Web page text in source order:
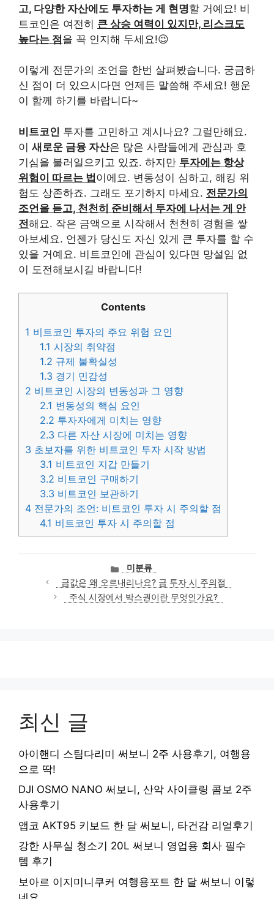
고, 다양한 자산에도 투자하는 게 현명할 거예요! 비
트코인은 여전히 큰 상승 여력이 있지만, 리스크도
높다는 점을 꼭 인지해 두세요!😉
이렇게 전문가의 조언을 한번 살펴봤습니다. 궁금하
신 점이 더 있으시다면 언제든 말씀해 주세요! 행운
이 함께 하기를 바랍니다~
비트코인 투자를 고민하고 계시나요? 그럴만해요.
이 새로운 금융 자산은 많은 사람들에게 관심과 호
기심을 불러일으키고 있죠. 하지만 투자에는 항상
위험이 따르는 법이에요. 변동성이 심하고, 해킹 위
험도 상존하죠. 그래도 포기하지 마세요. 전문가의
조언을 듣고, 천천히 준비해서 투자에 나서는 게 안
전해요. 작은 금액으로 시작해서 천천히 경험을 쌓
아보세요. 언젠가 당신도 자신 있게 큰 투자를 할 수
있을 거예요. 비트코인에 관심이 있다면 망설임 없
이 도전해보시길 바랍니다!
Contents
1 비트코인 투자의 주요 위험 요인
1.1 시장의 취약점
1.2 규제 불확실성
1.3 경기 민감성
2 비트코인 시장의 변동성과 그 영향
2.1 변동성의 핵심 요인
2.2 투자자에게 미치는 영향
2.3 다른 자산 시장에 미치는 영향
3 초보자를 위한 비트코인 투자 시작 방법
3.1 비트코인 지갑 만들기
3.2 비트코인 구매하기
3.3 비트코인 보관하기
4 전문가의 조언: 비트코인 투자 시 주의할 점
4.1 비트코인 투자 시 주의할 점
카
테
고
리
미분류
금값은 왜 오르내리나요? 금 투자 시 주의점
주식 시장에서 박스권이란 무엇인가요?
최신 글
아이핸디 스팀다리미 써보니 2주 사용후기, 여행용
으로 딱!
DJI OSMO NANO 써보니, 산악 사이클링 콤보 2주
사용후기
앱코 AKT95 키보드 한 달 써보니, 타건감 리얼후기
강한 사무실 청소기 20L 써보니 영업용 회사 필수
템 후기
보아르 이지미니쿠커 여행용포트 한 달 써보니 이렇